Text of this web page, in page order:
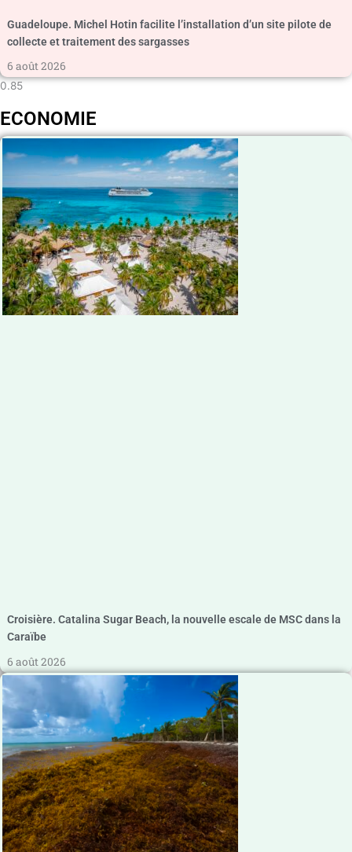
Guadeloupe. Michel Hotin facilite l’installation d’un site pilote de
collecte et traitement des sargasses
6 août 2026
ECONOMIE
Croisière. Catalina Sugar Beach, la nouvelle escale de MSC dans la
Caraïbe
6 août 2026